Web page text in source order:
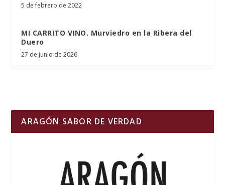
5 de febrero de 2022
MI CARRITO VINO. Murviedro en la Ribera del
Duero
27 de junio de 2026
ARAGÓN SABOR DE VERDAD